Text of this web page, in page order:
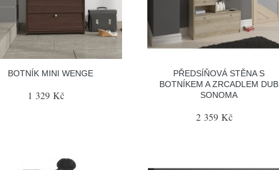
BOTNÍK MINI WENGE
1 329 Kč
PŘEDSÍŇOVÁ STĚNA S
BOTNÍKEM A ZRCADLEM DUB
SONOMA
2 359 Kč